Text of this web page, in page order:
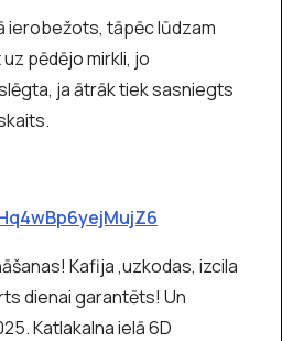
ierobežots, tāpēc lūdzam
pēdējo mirkli, jo
ja ātrāk tiek sasniegts
Kafija ,uzkodas, izcila
dienai garantēts! Un
Katlakalna ielā 6D